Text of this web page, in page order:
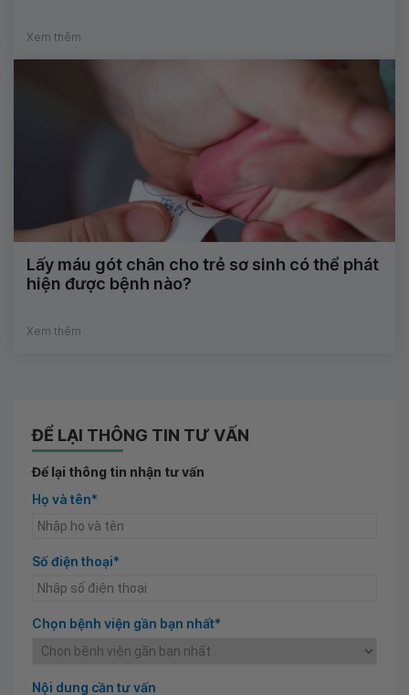
Xem thêm
Lấy máu gót chân cho trẻ sơ sinh có thể phát
hiện được bệnh nào?
Xem thêm
ĐỂ LẠI THÔNG TIN TƯ VẤN
Để lại thông tin nhận tư vấn
Họ và tên*
Số điện thoại*
Chọn bệnh viện gần bạn nhất*
Nội dung cần tư vấn